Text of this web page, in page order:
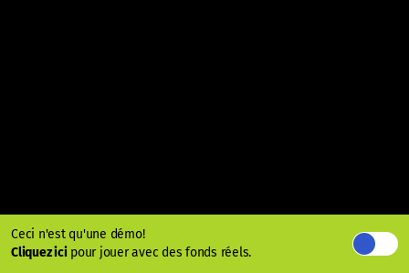
Ceci n'est qu'une démo!
Cliquez icipour jouer avec des fonds réels.